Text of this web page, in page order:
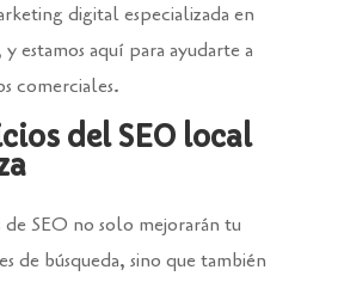
digital especializada en
y estamos aquí para ayudarte a
comerciales.
del SEO local
de SEO no solo mejorarán tu
de búsqueda, sino que también